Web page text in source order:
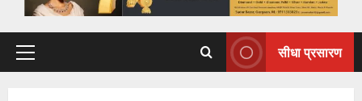
Primary
सीधा प्रसारण